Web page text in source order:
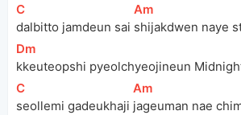
[
C
dalbitto jamdeun sai
[
Am
shijakdwen naye
[Dm
kkeuteopshi pyeolchyeojineun
[
C
seollemi gadeukhaji
[
Am
jageuman nae